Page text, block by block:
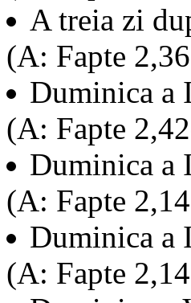
A treia zi
(A: Fapte
Duminica a
(A: Fapte
Duminica a
(A: Fapte
Duminica a
(A: Fapte